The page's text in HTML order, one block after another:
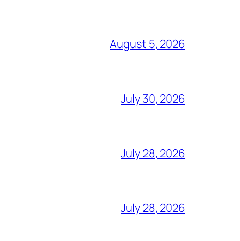
August 5, 2026
July 30, 2026
July 28, 2026
July 28, 2026